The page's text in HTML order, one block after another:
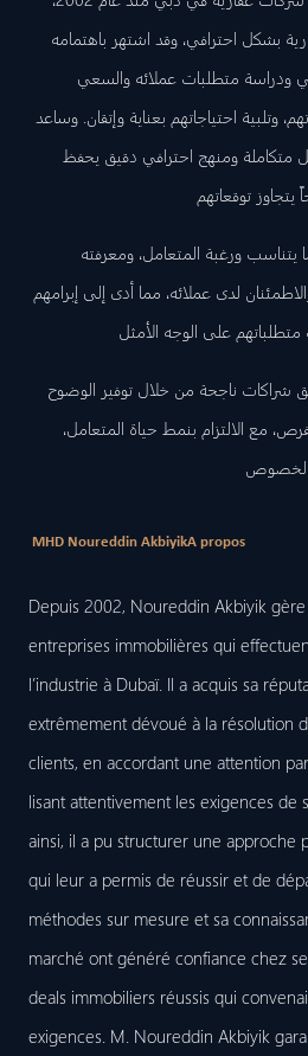
بشكل احترافي، وقد اشتهر باهتمامه
ودراسة متطلبات عملائه والسعي
احتياجاتهم بعناية وإتقان. وساعد
متكاملة ومنهج احترافي دقيق يحفظ
يتناسب ورغبة المتعامل، ومعرفته
لدى عملائه، مما أدى إلى إبرامهم
شراكات ناجحة من خلال توفير الوضوح
مع الالتزام بنمط حياة المتعامل،
MHD Noureddin AkbiyikA propos
Depuis 2002, Noureddin Akbiyik
entreprises immobilières qui
l’industrie à Dubaï. Il a acquis sa
extrêmement dévoué à la résolution
clients, en accordant une attention
lisant attentivement les exigences de
ainsi, il a pu structurer une approche
qui leur a permis de réussir et de
méthodes sur mesure et sa
marché ont généré confiance chez
deals immobiliers réussis qui
exigences. M. Noureddin Akbiyik